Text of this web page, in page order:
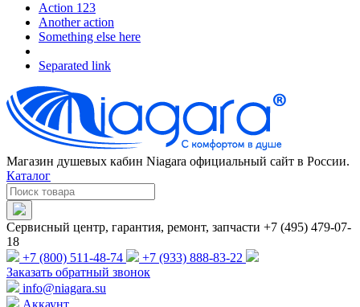
Action 123
Another action
Something else here
Separated link
Магазин душевых кабин Niagara официальный сайт в России.
Каталог
Сервисный центр, гарантия, ремонт, запчасти +7 (495) 479-07-
18
+7 (800) 511-48-74
+7 (933) 888-83-22
Заказать обратный звонок
info@niagara.su
Аккаунт